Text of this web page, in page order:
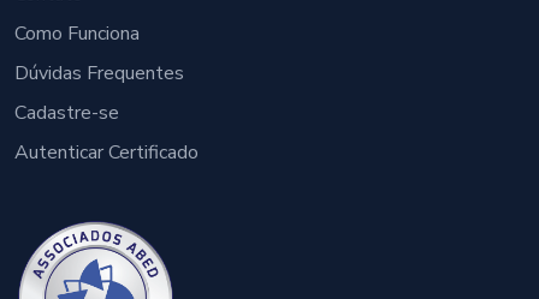
Como Funciona
Dúvidas Frequentes
Cadastre-se
Autenticar Certificado